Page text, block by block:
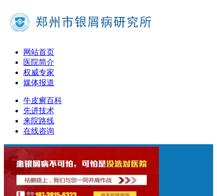
网站首页
医院简介
权威专家
媒体报道
牛皮癣百科
先进技术
来院路线
在线咨询